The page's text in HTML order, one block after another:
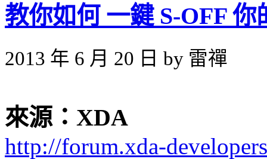
教你如何 一鍵 S-OFF
2013 年 6 月 20 日 by 雷禪
來源：XDA
http://forum.xda-